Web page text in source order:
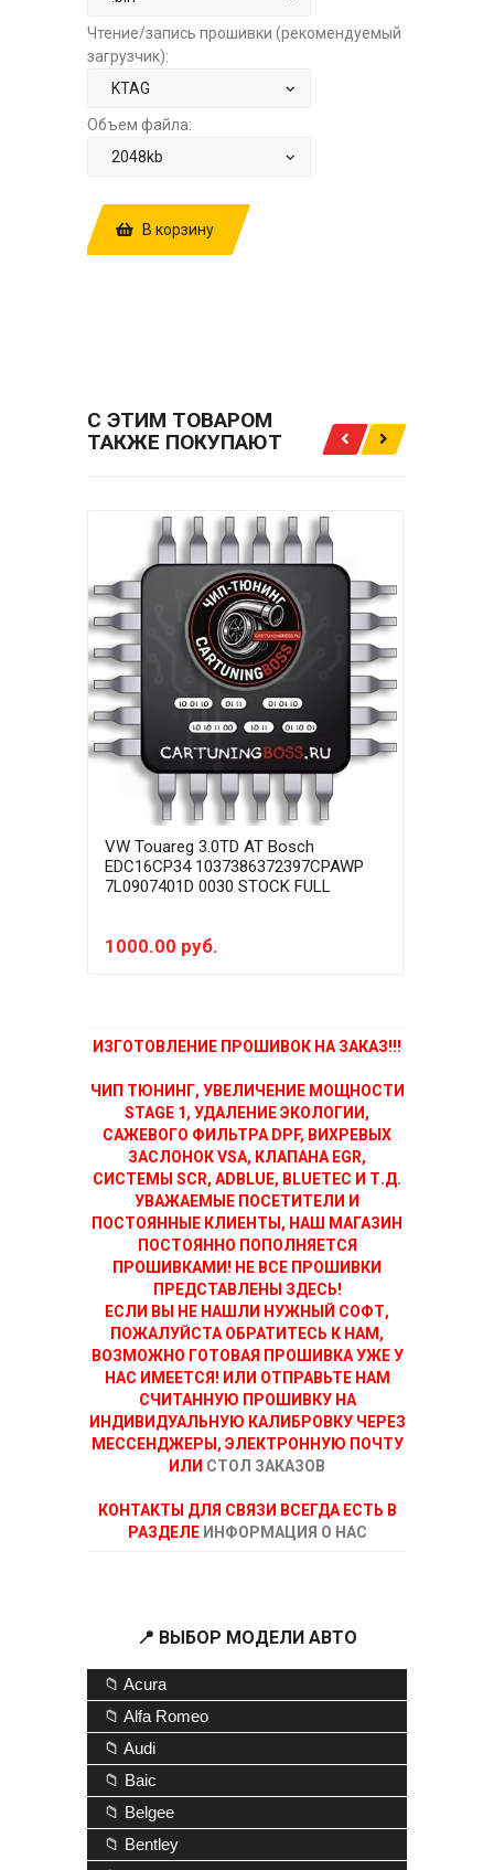
Чтение/запись прошивки (рекомендуемый
загрузчик):
Объем файла:
В корзину
С ЭТИМ ТОВАРОМ
ТАКЖЕ ПОКУПАЮТ
VW Touareg 3.0TD AT Bosch
EDC16CP34 1037386372397CPAWP
7L0907401D 0030 STOCK FULL
1000.00 руб.
ИЗГОТОВЛЕНИЕ ПРОШИВОК НА ЗАКАЗ!!!
ЧИП ТЮНИНГ, УВЕЛИЧЕНИЕ МОЩНОСТИ
STAGE 1, УДАЛЕНИЕ ЭКОЛОГИИ,
САЖЕВОГО ФИЛЬТРА DPF, ВИХРЕВЫХ
ЗАСЛОНОК VSA, КЛАПАНА EGR,
СИСТЕМЫ SCR, ADBLUE, BLUETEC И Т.Д.
УВАЖАЕМЫЕ ПОСЕТИТЕЛИ И
ПОСТОЯННЫЕ КЛИЕНТЫ, НАШ МАГАЗИН
ПОСТОЯННО ПОПОЛНЯЕТСЯ
ПРОШИВКАМИ! НЕ ВСЕ ПРОШИВКИ
ПРЕДСТАВЛЕНЫ ЗДЕСЬ!
ЕСЛИ ВЫ НЕ НАШЛИ НУЖНЫЙ СОФТ,
ПОЖАЛУЙСТА ОБРАТИТЕСЬ К НАМ,
ВОЗМОЖНО ГОТОВАЯ ПРОШИВКА УЖЕ У
НАС ИМЕЕТСЯ! ИЛИ ОТПРАВЬТЕ НАМ
СЧИТАННУЮ ПРОШИВКУ НА
ИНДИВИДУАЛЬНУЮ КАЛИБРОВКУ ЧЕРЕЗ
МЕССЕНДЖЕРЫ, ЭЛЕКТРОННУЮ ПОЧТУ
ИЛИ СТОЛ ЗАКАЗОВ
КОНТАКТЫ ДЛЯ СВЯЗИ ВСЕГДА ЕСТЬ В
РАЗДЕЛЕ ИНФОРМАЦИЯ О НАС
📍 ВЫБОР МОДЕЛИ АВТО
📁 Acura
📁 Alfa Romeo
📁 Audi
📁 Baic
📁 Belgee
📁 Bentley